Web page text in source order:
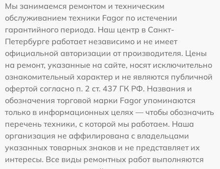
Мы занимаемся ремонтом и техническим
обслуживанием техники Fagor по истечении
гарантийного периода. Наш центр в Санкт-
Петербурге работает независимо и не имеет
официальной авторизации от производителя. Цены
на ремонт, указанные на сайте, носят исключительно
ознакомительный характер и не являются публичной
офертой согласно п. 2 ст. 437 ГК РФ. Названия и
обозначения торговой марки Fagor упоминаются
только в информационных целях — чтобы обозначить
перечень техники, с которой мы работаем. Наша
организация не аффилирована с владельцами
указанных товарных знаков и не представляет их
интересы. Все виды ремонтных работ выполняются